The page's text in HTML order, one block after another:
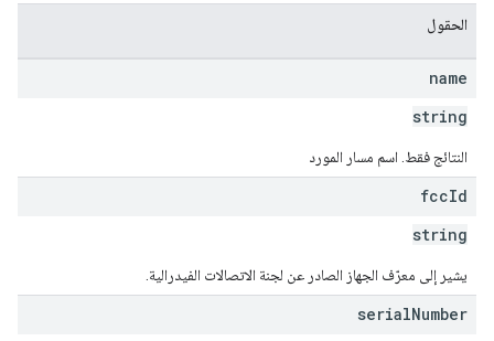
الحقول
name
string
النتائج فقط. اسم مسار المورد
fccId
string
يشير إلى معرّف الجهاز الصادر عن لجنة الاتصالات الفيدرالية.
serialNumber